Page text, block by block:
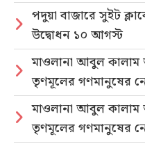
পদুয়া বাজারে সুইট
উদ্বোধন ১০ আগস্ট
মাওলানা আবুল
তৃণমূলের গণমানুষের
মাওলানা আবুল
তৃণমূলের গণমানুষের